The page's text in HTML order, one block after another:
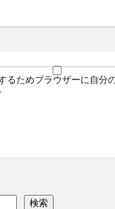
るためブラウザーに自分
検索